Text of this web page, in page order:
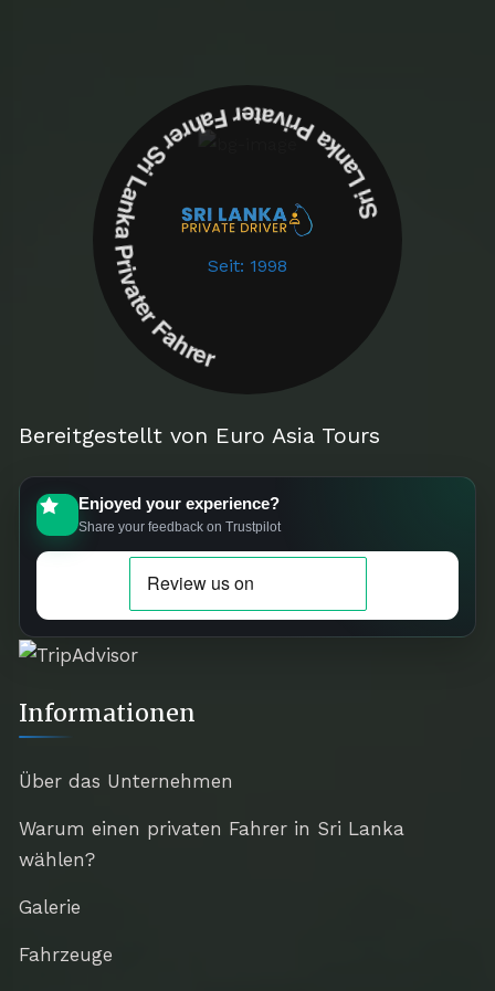
Seit: 1998
Sri Lanka Privater Fahrer Sri Lanka Privater Fahrer
Bereitgestellt von Euro Asia Tours
Enjoyed your experience?
Share your feedback on Trustpilot
Informationen
Über das Unternehmen
Warum einen privaten Fahrer in Sri Lanka
wählen?
Galerie
Fahrzeuge